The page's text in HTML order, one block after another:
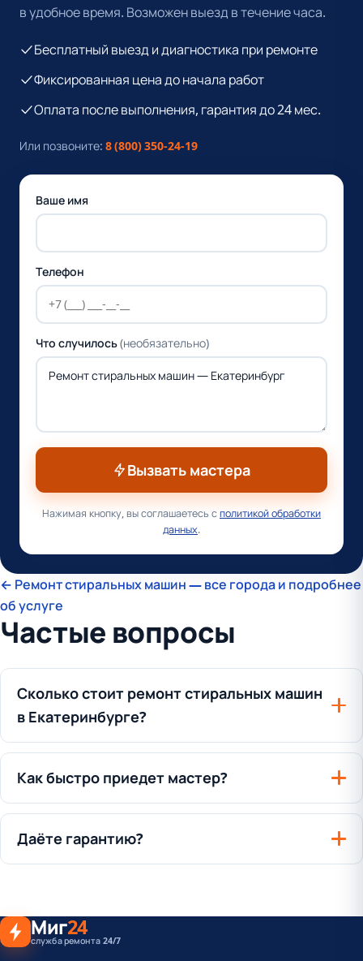
в удобное время. Возможен выезд в течение часа.
Бесплатный выезд и диагностика при ремонте
Фиксированная цена до начала работ
Оплата после выполнения, гарантия до 24 мес.
Или позвоните: 8 (800) 350-24-19
Ваше имя
Телефон
Что случилось(необязательно)
Вызвать мастера
Нажимая кнопку, вы соглашаетесь сполитикой обработки
данных.
← Ремонт стиральных машин — все города и подробнее
об услуге
Частые вопросы
Сколько стоит ремонт стиральных машин
в Екатеринбурге?
Как быстро приедет мастер?
Даёте гарантию?
Миг24
служба ремонта 24/7